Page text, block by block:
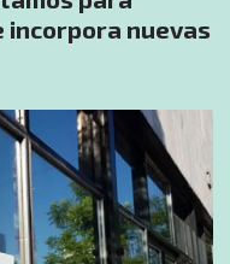
incorpora nuevas